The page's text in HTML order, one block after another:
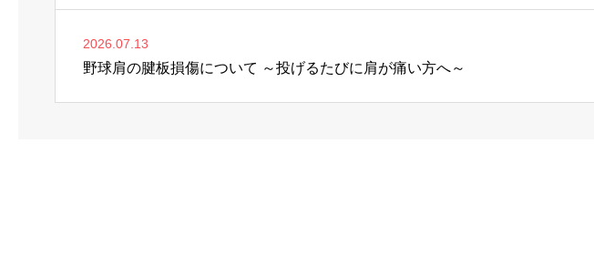
2026.07.13
野球肩の腱板損傷について ～投げるたびに肩が痛い方へ～